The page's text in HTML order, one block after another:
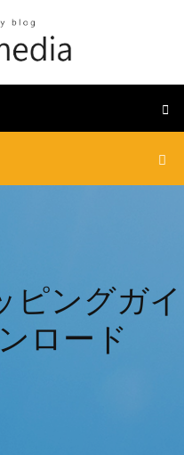
ピングガイ
ロード